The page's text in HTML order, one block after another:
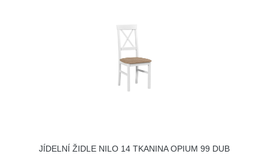
JÍDELNÍ ŽIDLE NILO 14 TKANINA OPIUM 99 DUB